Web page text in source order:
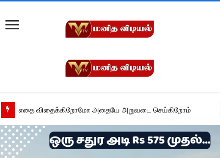
எதை விதைக்கிறோமோ அதையே அறுவடை செய்கிறோம்